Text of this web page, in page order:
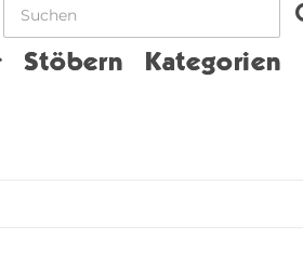
Home
Stöbern Kategorien